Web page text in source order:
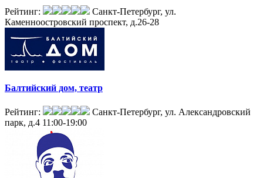
Рейтинг:
Санкт-Петербург, ул.
Каменноостровский проспект, д.26-28
Балтийский дом, театр
Рейтинг:
Санкт-Петербург, ул. Александровский
парк, д.4 11:00-19:00